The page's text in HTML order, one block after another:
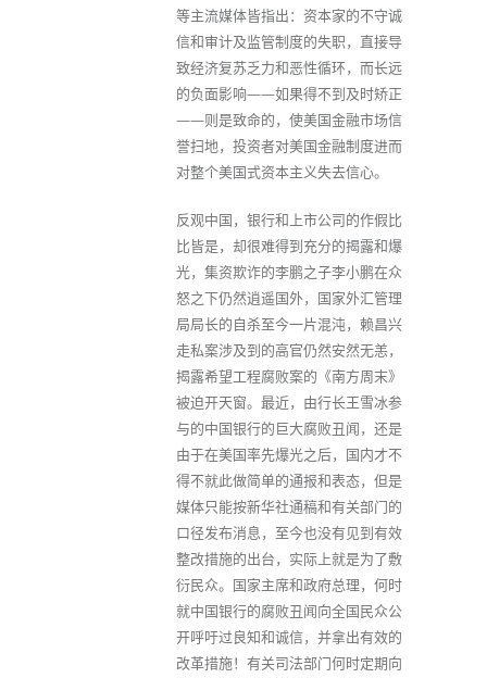
等主流媒体皆指出：资本家的不守诚
信和审计及监管制度的失职，直接导
致经济复苏乏力和恶性循环，而长远
的负面影响——如果得不到及时矫正
——则是致命的，使美国金融市场信
誉扫地，投资者对美国金融制度进而
对整个美国式资本主义失去信心。
反观中国，银行和上市公司的作假比
比皆是，却很难得到充分的揭露和爆
光，集资欺诈的李鹏之子李小鹏在众
怒之下仍然逍遥国外，国家外汇管理
局局长的自杀至今一片混沌，赖昌兴
走私案涉及到的高官仍然安然无恙，
揭露希望工程腐败案的《南方周末》
被迫开天窗。最近，由行长王雪冰参
与的中国银行的巨大腐败丑闻，还是
由于在美国率先爆光之后，国内才不
得不就此做简单的通报和表态，但是
媒体只能按新华社通稿和有关部门的
口径发布消息，至今也没有见到有效
整改措施的出台，实际上就是为了敷
衍民众。国家主席和政府总理，何时
就中国银行的腐败丑闻向全国民众公
开呼吁过良知和诚信，并拿出有效的
改革措施！有关司法部门何时定期向